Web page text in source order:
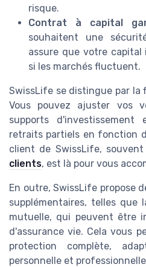
risque.
Contrat à capital
souhaitent une
assure que votre
si les marchés fluctuent.
SwissLife se distingue par la
Vous pouvez ajuster vos
supports
retraits partiels en fonction
client de SwissLife,
clients, est là pour vous
En outre, SwissLife propose
supplémentaires, telles
mutuelle, qui peuvent être
d'assurance vie. Cela vous
protection complète,
personnelle et